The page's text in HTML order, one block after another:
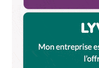
Littlecelt
14 avril 2015 à 19 h 26 min